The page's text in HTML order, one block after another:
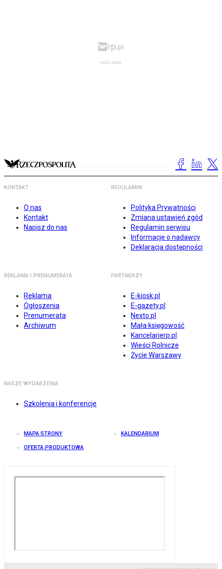
KONTAKT
O nas
Kontakt
Napisz do nas
REGULAMIN
Polityka Prywatności
Zmiana ustawień zgód
Regulamin serwisu
Informacje o nadawcy
Deklaracja dostępności
REKLAMA I PRENUMERATA
Reklama
Ogłoszenia
Prenumerata
Archiwum
PARTNERZY
E-kiosk.pl
E-gazety.pl
Nexto.pl
Mała księgowość
Kancelarierp.pl
Wieści Rolnicze
Życie Warszawy
NASZE WYDARZENIA
Szkolenia i konferencje
MAPA STRONY KALENDARIUM
OFERTA PRODUKTOWA